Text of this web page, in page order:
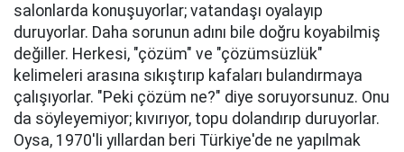
salonlarda konuşuyorlar; vatandaşı oyalayıp
duruyorlar. Daha sorunun adını bile doğru koyabilmiş
değiller. Herkesi, "çözüm" ve "çözümsüzlük"
kelimeleri arasına sıkıştırıp kafaları bulandırmaya
çalışıyorlar. "Peki çözüm ne?" diye soruyorsunuz. Onu
da söyleyemiyor; kıvırıyor, topu dolandırıp duruyorlar.
Oysa, 1970'li yıllardan beri Türkiye'de ne yapılmak